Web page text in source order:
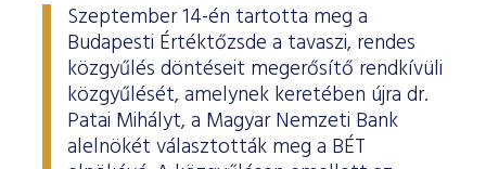
Szeptember 14-én tartotta meg a
Budapesti Értéktőzsde a tavaszi, rendes
közgyűlés döntéseit megerősítő rendkívüli
közgyűlését, amelynek keretében újra dr.
Patai Mihályt, a Magyar Nemzeti Bank
alelnökét választották meg a BÉT